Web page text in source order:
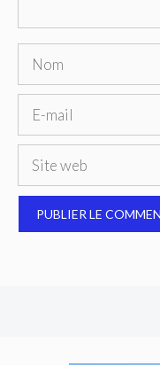
Nom
Site